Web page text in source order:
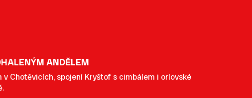
ANDĚLEM
Chotěvicích, spojení Kryštof s cimbálem i orlovské